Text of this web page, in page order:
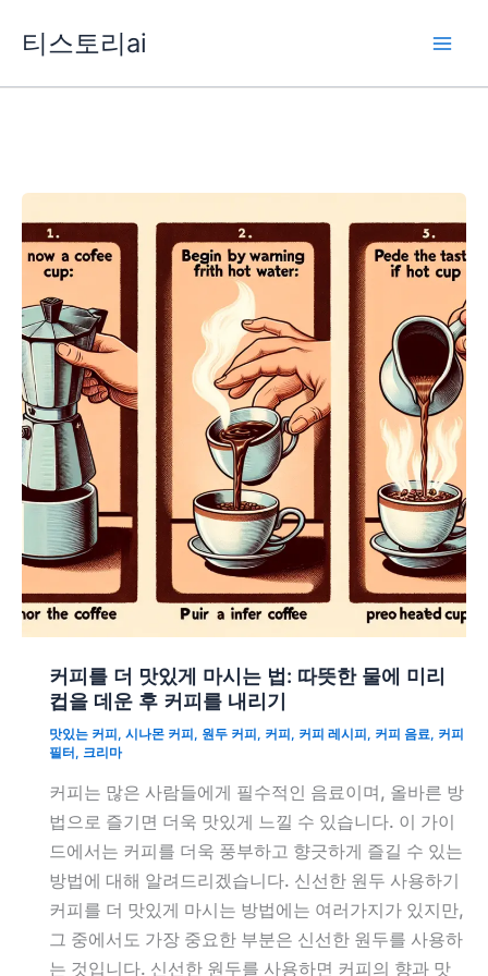
티스토리ai
커피를 더 맛있게 마시는 법: 따뜻한 물에 미리
컵을 데운 후 커피를 내리기
맛있는 커피 , 시나몬 커피 , 원두 커피 , 커피 , 커피 레시피 , 커피 음료, 커피
필터 , 크리마
커피는 많은 사람들에게 필수적인 음료이며, 올바른 방
법으로 즐기면 더욱 맛있게 느낄 수 있습니다. 이 가이
드에서는 커피를 더욱 풍부하고 향긋하게 즐길 수 있는
방법에 대해 알려드리겠습니다. 신선한 원두 사용하기
커피를 더 맛있게 마시는 방법에는 여러가지가 있지만,
그 중에서도 가장 중요한 부분은 신선한 원두를 사용하
는 것입니다. 신선한 원두를 사용하면 커피의 향과 맛